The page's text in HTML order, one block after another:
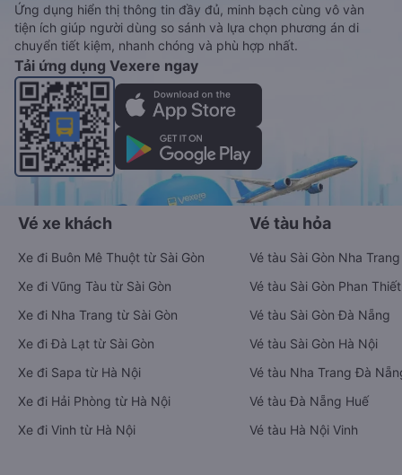
Ứng dụng hiển thị thông tin đầy đủ, minh bạch cùng vô vàn
tiện ích giúp người dùng so sánh và lựa chọn phương án di
chuyển tiết kiệm, nhanh chóng và phù hợp nhất.
Tải ứng dụng Vexere ngay
Vé xe khách
Xe đi Buôn Mê Thuột từ Sài Gòn
Xe đi Vũng Tàu từ Sài Gòn
Xe đi Nha Trang từ Sài Gòn
Xe đi Đà Lạt từ Sài Gòn
Xe đi Sapa từ Hà Nội
Xe đi Hải Phòng từ Hà Nội
Xe đi Vinh từ Hà Nội
Vé tàu hỏa
Vé tàu Sài Gòn Nha Trang
Vé tàu Sài Gòn Phan Thiết
Vé tàu Sài Gòn Đà Nẵng
Vé tàu Sài Gòn Hà Nội
Vé tàu Nha Trang Đà
Vé tàu Đà Nẵng Huế
Vé tàu Hà Nội Vinh